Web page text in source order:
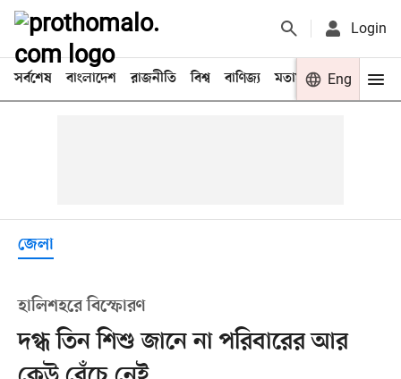
Login
সর্বশেষ বাংলাদেশ রাজনীতি বিশ্ব বাণিজ্য মতামত খেলা
Eng
জেলা
হালিশহরে বিস্ফোরণ
দগ্ধ তিন শিশু জানে না পরিবারের আর